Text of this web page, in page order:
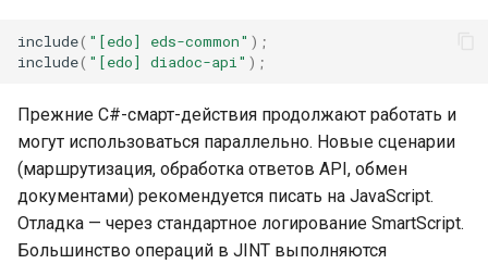
include( "[edo] eds-common" );
include( "[edo] diadoc-api" );
Прежние C#-смарт-действия продолжают работать и
могут использоваться параллельно. Новые сценарии
(маршрутизация, обработка ответов API, обмен
документами) рекомендуется писать на JavaScript.
Отладка — через стандартное логирование SmartScript.
Большинство операций в JINT выполняются